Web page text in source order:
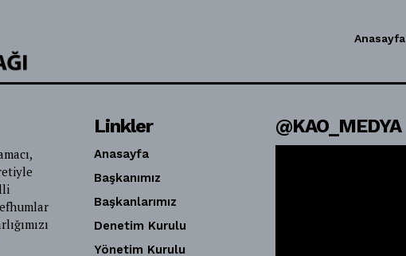
Anasayfa
Linkler
Anasayfa
Başkanımız
Başkanlarımız
Denetim Kurulu
Yönetim Kurulu
@KAO_MEDYA